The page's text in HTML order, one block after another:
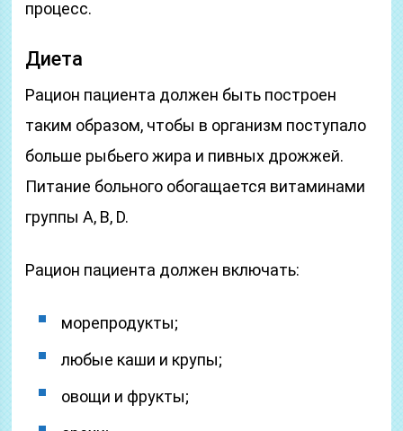
процесс.
Диета
Рацион пациента должен быть построен
таким образом, чтобы в организм поступало
больше рыбьего жира и пивных дрожжей.
Питание больного обогащается витаминами
группы A, B, D.
Рацион пациента должен включать:
морепродукты;
любые каши и крупы;
овощи и фрукты;